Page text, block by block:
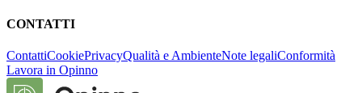
CONTATTI
ContattiCookiePrivacyQualità e AmbienteNote legaliConformità
Lavora in Opinno